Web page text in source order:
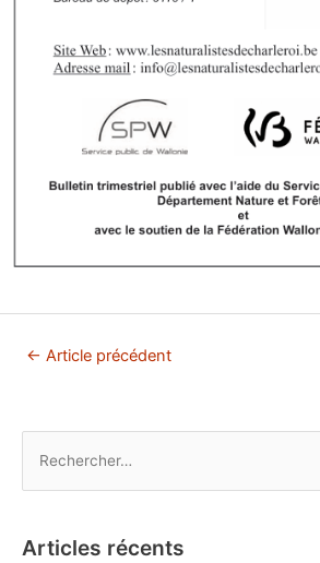
Navigation
← Article précédent
Articles récents